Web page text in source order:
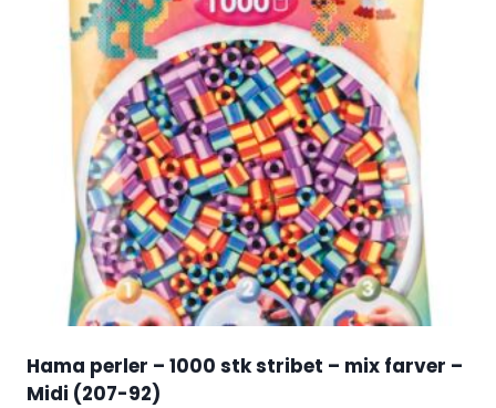
Hama perler – 1000 stk stribet – mix farver –
Midi (207-92)